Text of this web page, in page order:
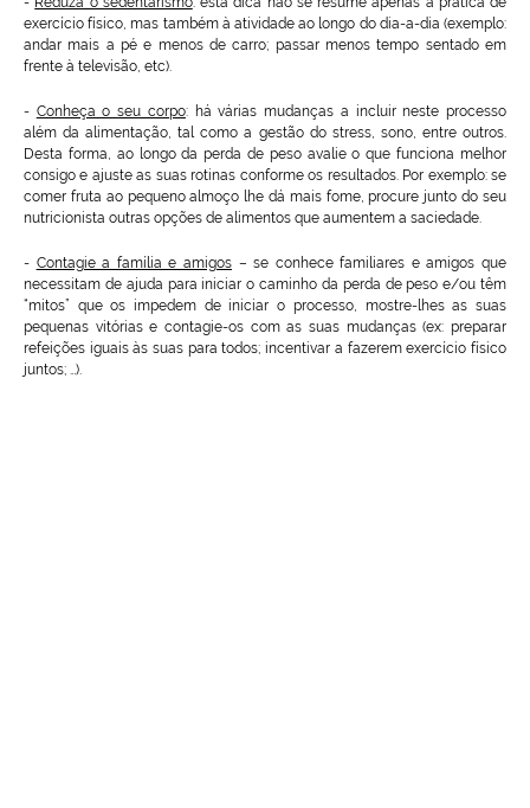
exercício físico, mas também à atividade ao longo do dia-a-dia (exemplo:
andar mais a pé e menos de carro; passar menos tempo sentado em
frente à televisão, etc).
- Conheça o seu corpo: há várias mudanças a incluir neste processo
além da alimentação, tal como a gestão do stress, sono, entre outros.
Desta forma, ao longo da perda de peso avalie o que funciona melhor
consigo e ajuste as suas rotinas conforme os resultados. Por exemplo: se
comer fruta ao pequeno almoço lhe dá mais fome, procure junto do seu
nutricionista outras opções de alimentos que aumentem a saciedade.
- Contagie a família e amigos– se conhece familiares e amigos que
necessitam de ajuda para iniciar o caminho da perda de peso e/ou têm
“mitos” que os impedem de iniciar o processo, mostre-lhes as suas
pequenas vitórias e contagie-os com as suas mudanças (ex: preparar
refeições iguais às suas para todos; incentivar a fazerem exercício físico
juntos; …).